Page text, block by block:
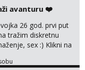
me jako
preuzme
na link ispod i nadji
avanturu ❤️
26 god. prvi put
tražim diskretnu
sex :) Klikni na